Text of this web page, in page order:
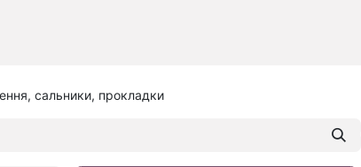
сальники, прокладки